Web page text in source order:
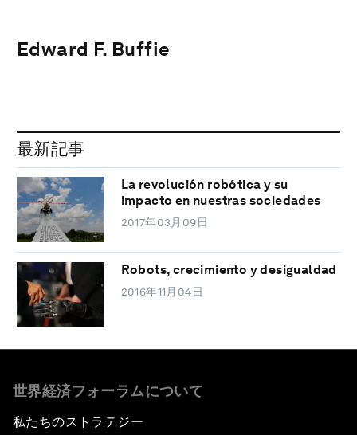
Edward F. Buffie
最新記事
La revolución robótica y su
impacto en nuestras sociedades
2017年03月09日
Robots, crecimiento y desigualdad
2016年11月04日
世界経済フォーラムについて
私たちのストラテジー